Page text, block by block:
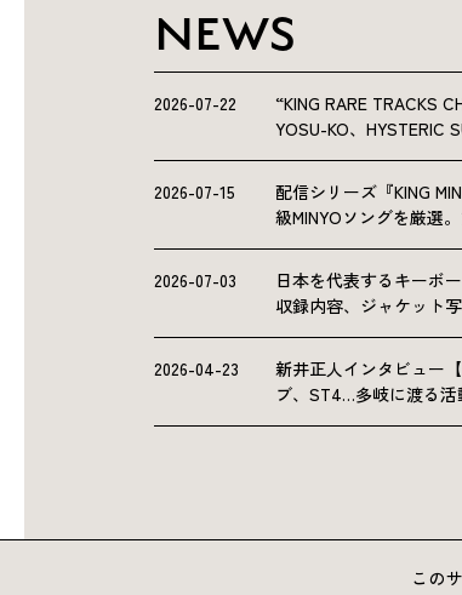
NEWS
2026-07-22
“KING RARE TRACKS
YOSU-KO、HYSTERIC
2026-07-15
配信シリーズ『KING
級MINYOソングを厳選
2026-07-03
日本を代表するキーボ
収録内容、ジャケット
2026-04-23
新井正人インタビュー
ブ、ST4…多岐に渡る
この